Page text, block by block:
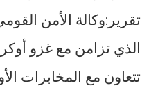
تقرير:وكالة الأمن
الذي تزامن مع غزو